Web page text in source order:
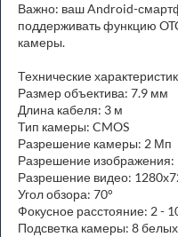
Важно: ваш Android-
поддерживать функцию
камеры.
Технические
Размер объектива: 7.9 мм
Длина кабеля: 3 м
Тип камеры: CMOS
Разрешение камеры: 2 Мп
Разрешение изображения:
Разрешение видео:
Угол обзора: 70°
Фокусное расстояние: 2 -
Подсветка камеры: 8